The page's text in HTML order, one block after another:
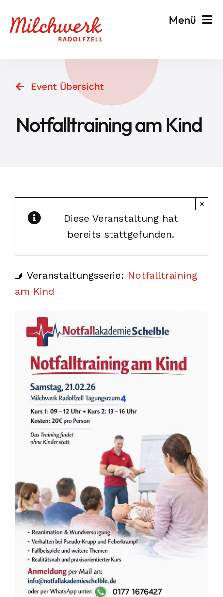
Inhalt
Menü
Veranstalten & Planen
Besuchen & Informieren
Events
Event Übersicht
Notfalltraining am Kind
Diese Veranstaltung hat
bereits stattgefunden.
×
Veranstaltungsserie: Notfalltraining
am Kind